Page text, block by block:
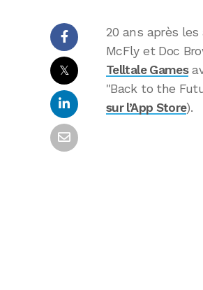
𝕏
20 ans après
McFly et Doc
Telltale Games
"Back to the
sur l’App Store).